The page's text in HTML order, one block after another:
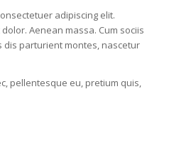
adipiscing elit.
Aenean massa. Cum sociis
parturient montes, nascetur
pellentesque eu, pretium quis,